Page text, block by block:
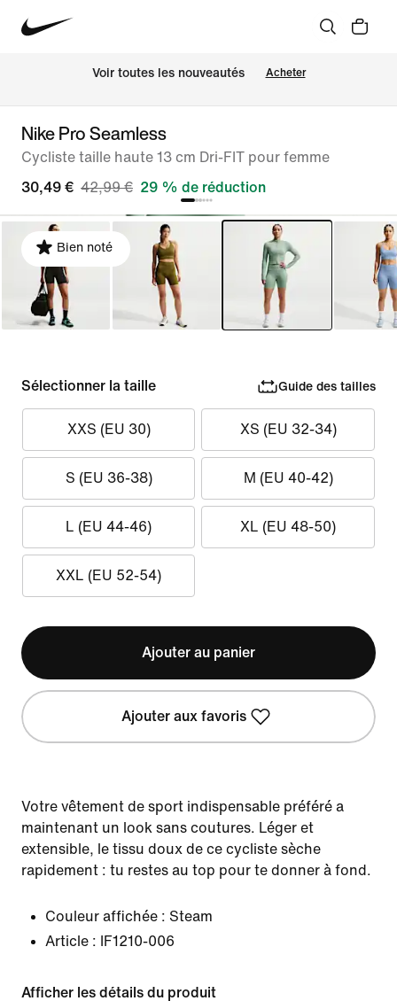
Voir toutes les nouveautés Acheter
Nike Pro Seamless
Cycliste taille haute 13 cm Dri-FIT pour femme
30,49 € 42,99 € 29 % de réduction
Bien noté
Sélectionner la taille Guide des tailles
XXS (EU 30) XS (EU 32-34)
S (EU 36-38) M (EU 40-42)
L (EU 44-46) XL (EU 48-50)
XXL (EU 52-54)
Ajouter au panier
Ajouter aux favoris
Votre vêtement de sport indispensable préféré a
maintenant un look sans coutures. Léger et
extensible, le tissu doux de ce cycliste sèche
rapidement : tu restes au top pour te donner à fond.
Couleur affichée : Steam
Article :
IF1210-006
Afficher les détails du produit